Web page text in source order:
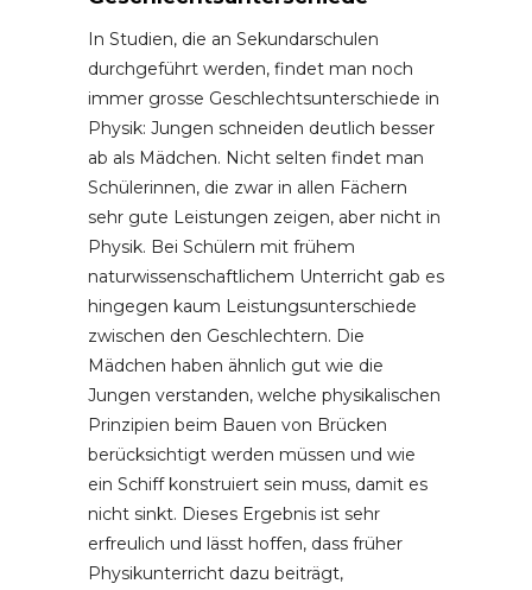
In Studien, die an Sekundarschulen
durchgeführt werden, findet man noch
immer grosse Geschlechtsunterschiede in
Physik: Jungen schneiden deutlich besser
ab als Mädchen. Nicht selten findet man
Schülerinnen, die zwar in allen Fächern
sehr gute Leistungen zeigen, aber nicht in
Physik. Bei Schülern mit frühem
naturwissenschaftlichem Unterricht gab es
hingegen kaum Leistungsunterschiede
zwischen den Geschlechtern. Die
Mädchen haben ähnlich gut wie die
Jungen verstanden, welche physikalischen
Prinzipien beim Bauen von Brücken
berücksichtigt werden müssen und wie
ein Schiff konstruiert sein muss, damit es
nicht sinkt. Dieses Ergebnis ist sehr
erfreulich und lässt hoffen, dass früher
Physikunterricht dazu beiträgt,